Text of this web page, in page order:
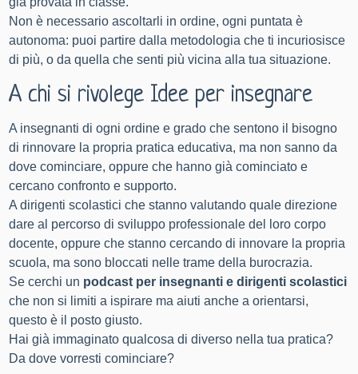
Non è necessario ascoltarli in ordine, ogni puntata è
autonoma: puoi partire dalla metodologia che ti incuriosisce
di più, o da quella che senti più vicina alla tua situazione.
A chi si rivolege Idee per insegnare
A insegnanti di ogni ordine e grado che sentono il bisogno
di rinnovare la propria pratica educativa, ma non sanno da
dove cominciare, oppure che hanno già cominciato e
cercano confronto e supporto.
A dirigenti scolastici che stanno valutando quale direzione
dare al percorso di sviluppo professionale del loro corpo
docente, oppure che stanno cercando di innovare la propria
scuola, ma sono bloccati nelle trame della burocrazia.
Se cerchi un podcast per insegnanti e dirigenti scolastici
che non si limiti a ispirare ma aiuti anche a orientarsi,
questo è il posto giusto.
Hai già immaginato qualcosa di diverso nella tua pratica?
Da dove vorresti cominciare?